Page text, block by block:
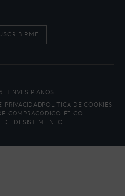
HINVES PIANOS
PRIVACIDADPOLÍTICA DE COOKIES
COMPRACÓDIGO ÉTICO
DE DESISTIMIENTO